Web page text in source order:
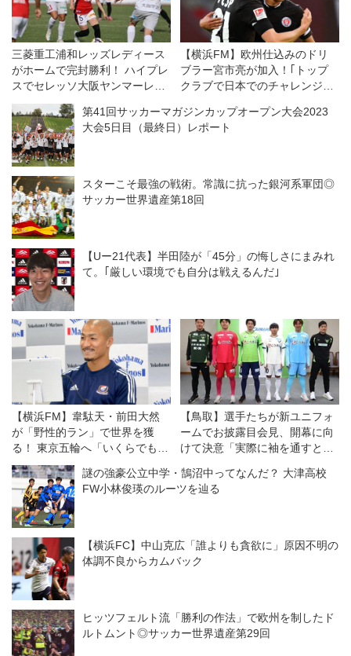
三菱重工浦和レッズレディース
がホームで完封勝利！ ハイプレ
スでセレッソ大阪ヤンマーレデ
ィースを攻守に圧倒◎WEリー
グ第11節
【横浜FM】欧州仕込みのドリ
ブラー宮市亮が加入！｢トップ
クラブで日本でのチャレンジが
第41回サッカーマガジンカップオープン大会2023
大会5日目（最終日）レポート
スターこそ最強の戦術。常識に抗った銀河系軍団◎
サッカー世界遺産第18回
【Uー21代表】半田陸が「45分」の悔しさにまみれ
て。｢厳しい環境でも自分は戦えるんだ｣
【横浜FM】韋駄天・前田大然
が「野性的ラン」で世界を獲
る！ 東京五輪へ「いくらでも走
れます」
【鳥取】選手たちが新ユニフォ
ームでお披露目会見、開幕に向
けて決意「実際に袖を通すと気
謎の強豪公立中学・鵠沼中ってなんだ？ 大津高校
FW小林俊瑛のルーツを辿る
【横浜FC】中山克広「誰よりも貪欲に」原因不明の
体調不良からカムバック
ヒッツフェルト流「勝利の作法」で欧州を制したド
ルトムント◎サッカー世界遺産第29回